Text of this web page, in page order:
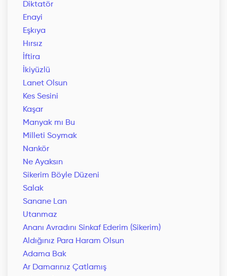
Diktatör
Enayi
Eşkıya
Hırsız
İftira
İkiyüzlü
Lanet Olsun
Kes Sesini
Kaşar
Manyak mı Bu
Milleti Soymak
Nankör
Ne Ayaksın
Sikerim Böyle Düzeni
Salak
Sanane Lan
Utanmaz
Ananı Avradını Sinkaf Ederim (Sikerim)
Aldığınız Para Haram Olsun
Adama Bak
Ar Damarınız Çatlamış